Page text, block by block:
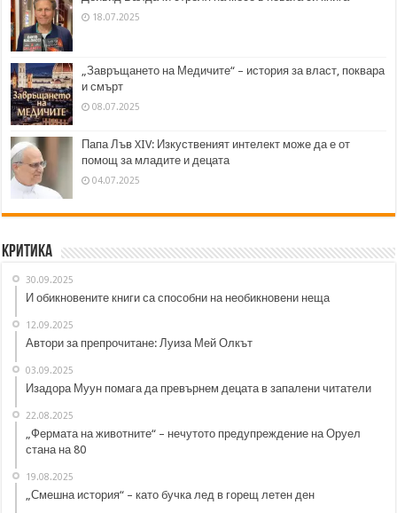
18.07.2025
„Завръщането на Медичите“ – история за власт, поквара
и смърт
08.07.2025
Папа Лъв XIV: Изкуственият интелект може да е от
помощ за младите и децата
04.07.2025
Критика
30.09.2025
И обикновените книги са способни на необикновени неща
12.09.2025
Автори за препрочитане: Луиза Мей Олкът
03.09.2025
Изадора Муун помага да превърнем децата в запалени читатели
22.08.2025
„Фермата на животните“ – нечутото предупреждение на Оруел
стана на 80
19.08.2025
„Смешна история“ – като бучка лед в горещ летен ден